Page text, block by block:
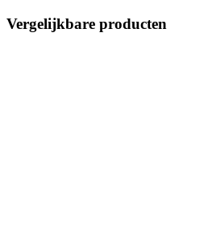
Vergelijkbare producten